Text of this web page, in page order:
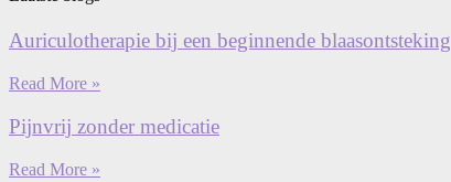
Auriculotherapie bij een beginnende blaasontsteking
Read More »
Pijnvrij zonder medicatie
Read More »